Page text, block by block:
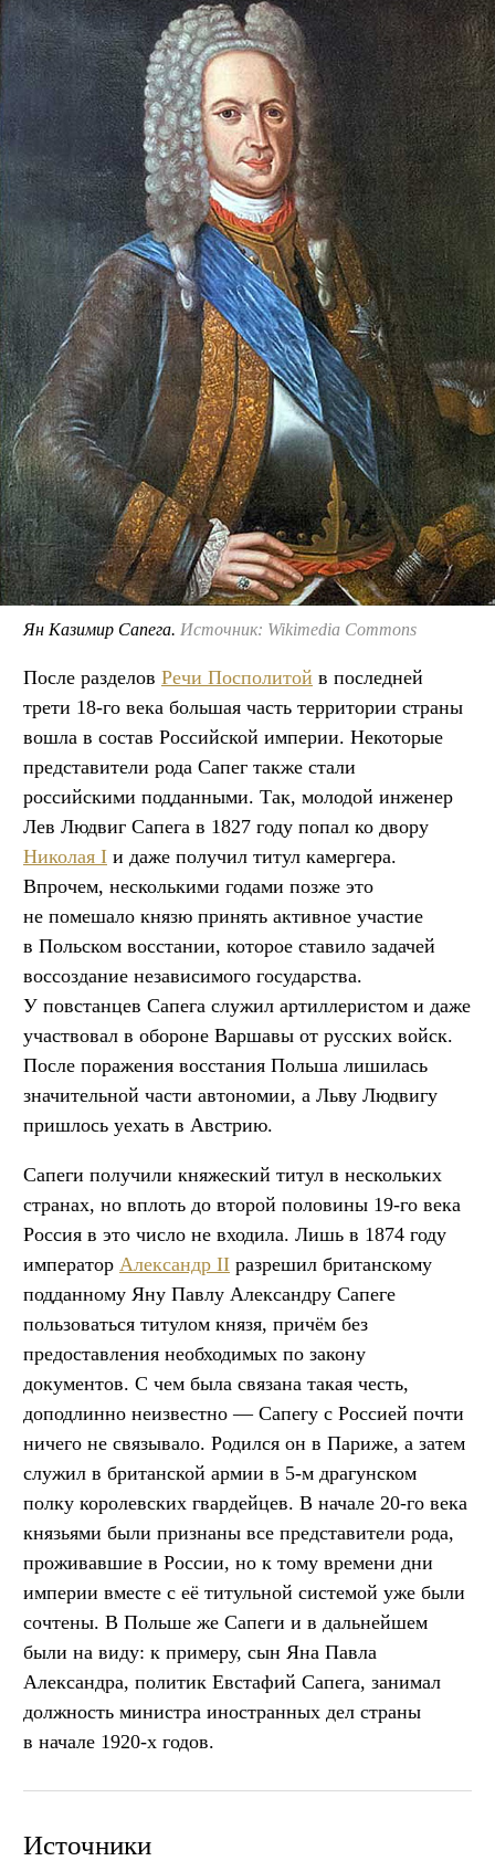
Ян Казимир Сапега. Источник: Wikimedia Commons
После разделов Речи Посполитой в последней
трети 18-го века большая часть территории страны
вошла в состав Российской империи. Некоторые
представители рода Сапег также стали
российскими подданными. Так, молодой инженер
Лев Людвиг Сапега в 1827 году попал ко двору
Николая I и даже получил титул камергера.
Впрочем, несколькими годами позже это
не помешало князю принять активное участие
в Польском восстании, которое ставило задачей
воссоздание независимого государства.
У повстанцев Сапега служил артиллеристом и даже
участвовал в обороне Варшавы от русских войск.
После поражения восстания Польша лишилась
значительной части автономии, а Льву Людвигу
пришлось уехать в Австрию.
Сапеги получили княжеский титул в нескольких
странах, но вплоть до второй половины 19-го века
Россия в это число не входила. Лишь в 1874 году
император Александр II разрешил британскому
подданному Яну Павлу Александру Сапеге
пользоваться титулом князя, причём без
предоставления необходимых по закону
документов. С чем была связана такая честь,
доподлинно неизвестно — Сапегу с Россией почти
ничего не связывало. Родился он в Париже, а затем
служил в британской армии в 5-м драгунском
полку королевских гвардейцев. В начале 20-го века
князьями были признаны все представители рода,
проживавшие в России, но к тому времени дни
империи вместе с её титульной системой уже были
сочтены. В Польше же Сапеги и в дальнейшем
были на виду: к примеру, сын Яна Павла
Александра, политик Евстафий Сапега, занимал
должность министра иностранных дел страны
в начале 1920-х годов.
Источники